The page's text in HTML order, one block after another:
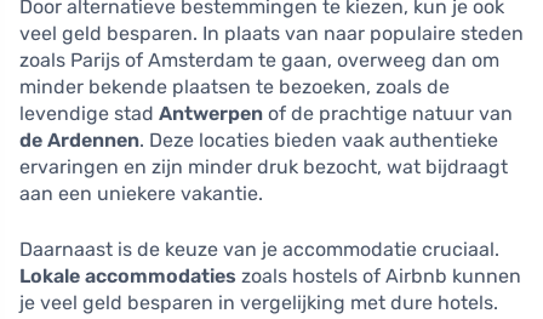
Door alternatieve bestemmingen te kiezen, kun je ook
veel geld besparen. In plaats van naar populaire steden
zoals Parijs of Amsterdam te gaan, overweeg dan om
minder bekende plaatsen te bezoeken, zoals de
levendige stad Antwerpen of de prachtige natuur van
de Ardennen. Deze locaties bieden vaak authentieke
ervaringen en zijn minder druk bezocht, wat bijdraagt
aan een uniekere vakantie.
Daarnaast is de keuze van je accommodatie cruciaal.
Lokale accommodaties zoals hostels of Airbnb kunnen
je veel geld besparen in vergelijking met dure hotels.